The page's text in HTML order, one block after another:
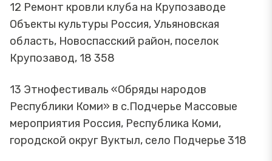
12 Ремонт кровли клуба на Крупозаводе
Объекты культуры Россия, Ульяновская
область, Новоспасский район, поселок
Крупозавод, 18 358
13 Этнофестиваль «Обряды народов
Республики Коми» в с.Подчерье Массовые
мероприятия Россия, Республика Коми,
городской округ Вуктыл, село Подчерье 318